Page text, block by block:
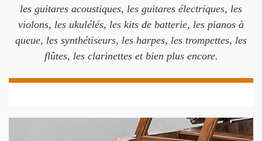
les guitares acoustiques, les guitares électriques, les
violons, les ukulélés, les kits de batterie, les pianos à
queue, les synthétiseurs, les harpes, les trompettes, les
flûtes, les clarinettes et bien plus encore.